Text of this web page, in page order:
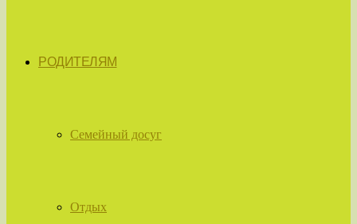
РОДИТЕЛЯМ
Семейный досуг
Отдых